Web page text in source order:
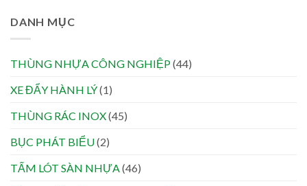
DANH MỤC
THÙNG NHỰA CÔNG NGHIỆP(44)
XE ĐẨY HÀNH LÝ(1)
THÙNG RÁC INOX(45)
BỤC PHÁT BIỂU(2)
TẤM LÓT SÀN NHỰA (46)